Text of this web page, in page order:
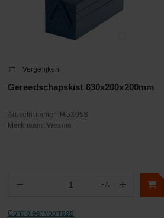
Vergelijken
Gereedschapskist 630x200x200mm
Artikelnummer: HG305S
Merknaam: Wesma
− EA +
Controleer voorraad